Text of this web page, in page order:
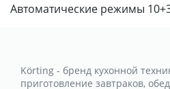
Автоматические режимы
Körting - бренд кухонной
приготовление завтраков,